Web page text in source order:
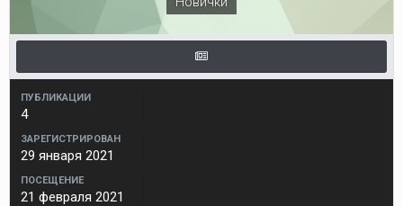
ПУБЛИКАЦИИ
4
ЗАРЕГИСТРИРОВАН
29 января 2021
ПОСЕЩЕНИЕ
21 февраля 2021